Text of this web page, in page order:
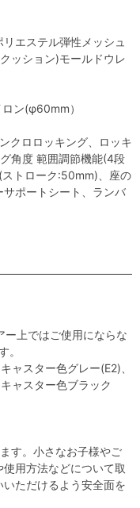
エステル弾性メッシュ
ッション)モールドウレ
ン(φ60mm）
クロロッキング、ロッキ
角度 範囲調節機能(4段
トローク:50mm)、座の
ポートシート、ランバ
上ではご使用にならな
。
ャスター色グレー(E2)、
ャスター色ブラック
す。小さなお子様やご
用方法などについて取
ただけるよう安全面を